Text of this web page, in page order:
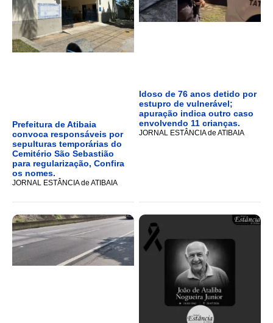
Prefeitura de Atibaia
convoca responsáveis por
sepulturas temporárias do
Cemitério São Sebastião
para regularização, Confira
os nomes.
JORNAL ESTÂNCIA de ATIBAIA
Idoso de 76 anos detido por
estupro de vulnerável;
apuração indica outro caso
envolvendo 11 crianças.
JORNAL ESTÂNCIA de ATIBAIA